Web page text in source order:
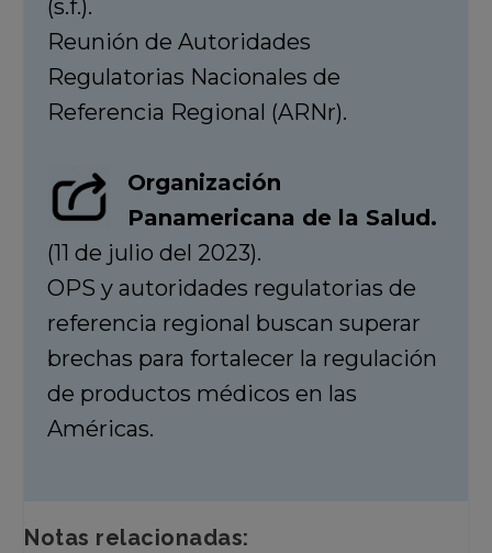
(s.f.).
Reunión de Autoridades
Regulatorias Nacionales de
Referencia Regional (ARNr).
Organización
Panamericana de la Salud.
(11 de julio del 2023).
OPS y autoridades regulatorias de
referencia regional buscan superar
brechas para fortalecer la regulación
de productos médicos en las
Américas.
Notas relacionadas: